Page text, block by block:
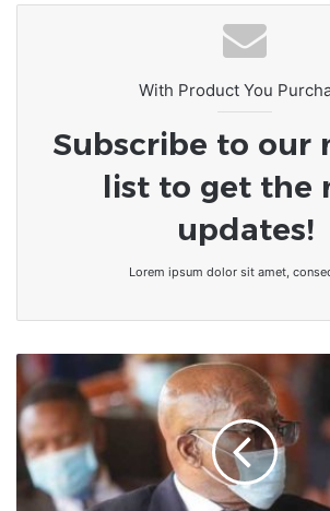
With Product You
Subscribe to our
list to get the
updates!
Lorem ipsum dolor sit amet,
du
Sud
:
La
justice
demande